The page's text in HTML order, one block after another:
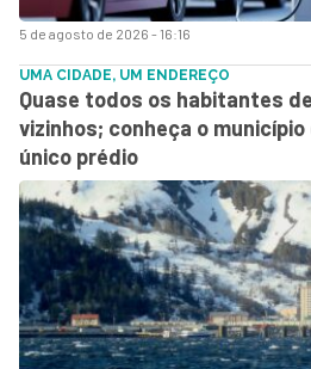
5 de agosto de 2026 - 16:16
UMA CIDADE, UM ENDEREÇO
Quase todos os habitantes
vizinhos; conheça o
único prédio